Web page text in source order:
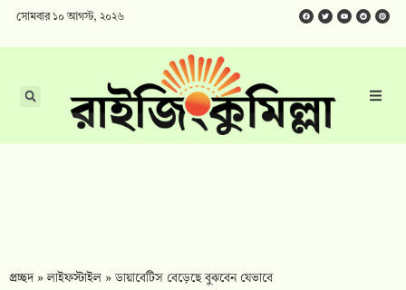
সোমবার ১০ আগস্ট, ২০২৬
প্রচ্ছদ»লাইফস্টাইল »ডায়াবেটিস বেড়েছে বুঝবেন যেভাবে